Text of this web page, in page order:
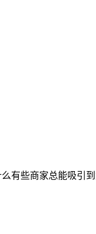
有些商家总能吸引